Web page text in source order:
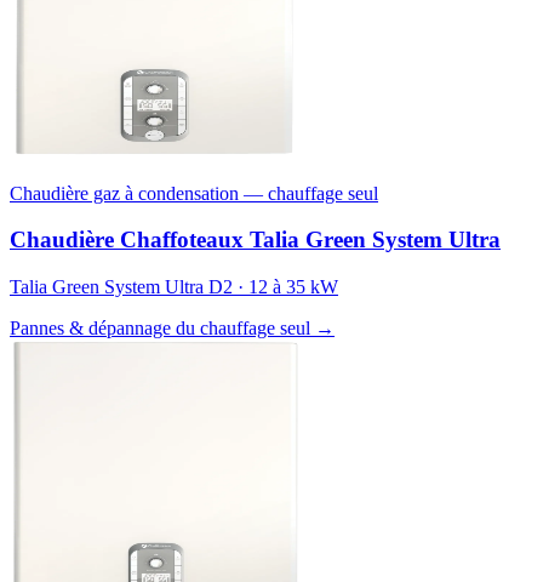
Chaudière gaz à condensation — chauffage seul
Chaudière Chaffoteaux Talia Green System Ultra
Talia Green System Ultra D2 · 12 à 35 kW
Pannes & dépannage du chauffage seul →